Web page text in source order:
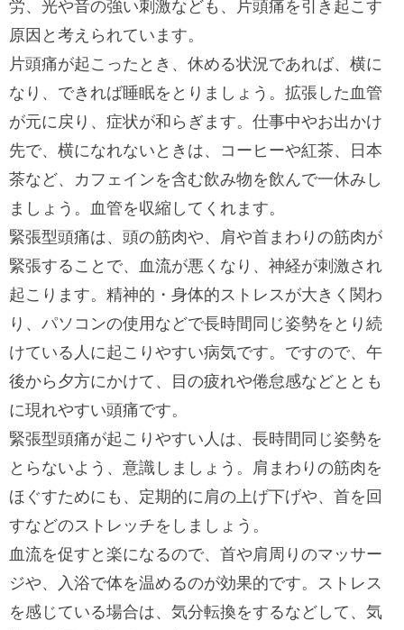
労、光や音の強い刺激なども、片頭痛を引き起こす
原因と考えられています。
片頭痛が起こったとき、休める状況であれば、横に
なり、できれば睡眠をとりましょう。拡張した血管
が元に戻り、症状が和らぎます。仕事中やお出かけ
先で、横になれないときは、コーヒーや紅茶、日本
茶など、カフェインを含む飲み物を飲んで一休みし
ましょう。血管を収縮してくれます。
緊張型頭痛は、頭の筋肉や、肩や首まわりの筋肉が
緊張することで、血流が悪くなり、神経が刺激され
起こります。精神的・身体的ストレスが大きく関わ
り、パソコンの使用などで長時間同じ姿勢をとり続
けている人に起こりやすい病気です。ですので、午
後から夕方にかけて、目の疲れや倦怠感などととも
に現れやすい頭痛です。
緊張型頭痛が起こりやすい人は、長時間同じ姿勢を
とらないよう、意識しましょう。肩まわりの筋肉を
ほぐすためにも、定期的に肩の上げ下げや、首を回
すなどのストレッチをしましょう。
血流を促すと楽になるので、首や肩周りのマッサー
ジや、入浴で体を温めるのが効果的です。ストレス
を感じている場合は、気分転換をするなどして、気